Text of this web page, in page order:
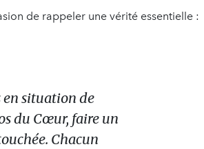
de rappeler une vérité essentielle :
en situation de
du Cœur, faire un
Chacun